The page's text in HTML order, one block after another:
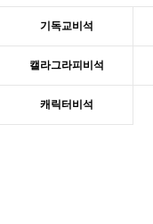
기독교비석
캘라그라피비석
캐릭터비석